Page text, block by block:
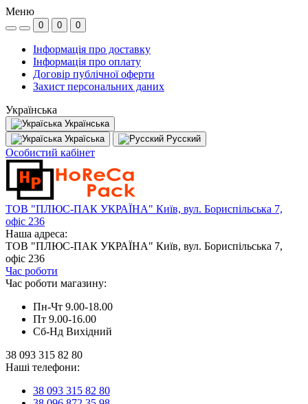
Меню
0 0 0
Інформація про доставку
Інформація про оплату
Договір публічної оферти
Захист персональних даних
Українська
Українська
Україська
Русский
Особистий кабінет
ТОВ "ПЛЮС-ПАК УКРАЇНА" Київ, вул. Бориспільська 7,
офіс 236
Наша адреса:
ТОВ "ПЛЮС-ПАК УКРАЇНА" Київ, вул. Бориспільська 7,
офіс 236
Час роботи
Час роботи магазину:
Пн-Чт 9.00-18.00
Пт 9.00-16.00
Сб-Нд Вихідний
38 093 315 82 80
Наші телефони:
38 093 315 82 80